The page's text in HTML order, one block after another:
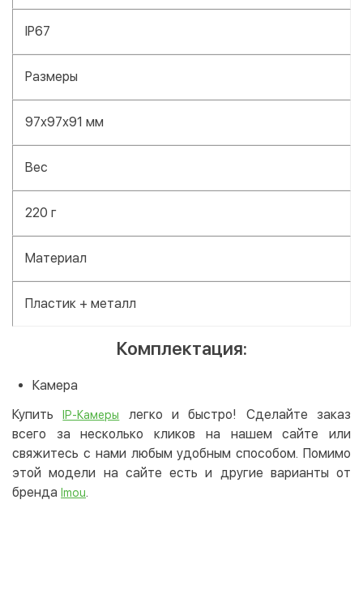
IP67
Размеры
97х97х91 мм
Вес
220 г
Материал
Пластик + металл
Комплектация:
Камера
Купить IP-Камеры
легко и быстро! Сделайте заказ
всего за несколько кликов на нашем сайте или
свяжитесь с нами любым удобным способом. Помимо
этой модели на сайте есть и другие варианты от
бренда Imou.